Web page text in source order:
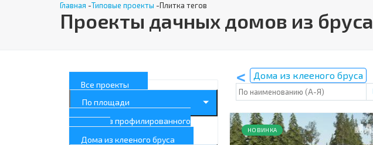
Главная -Типовые проекты -Плитка тегов
Проекты дачных домов из бруса
Все проекты
По площади
Дома из профилированного
бруса
Дома из клееного бруса
Дома из клееного бруса
НОВИНКА